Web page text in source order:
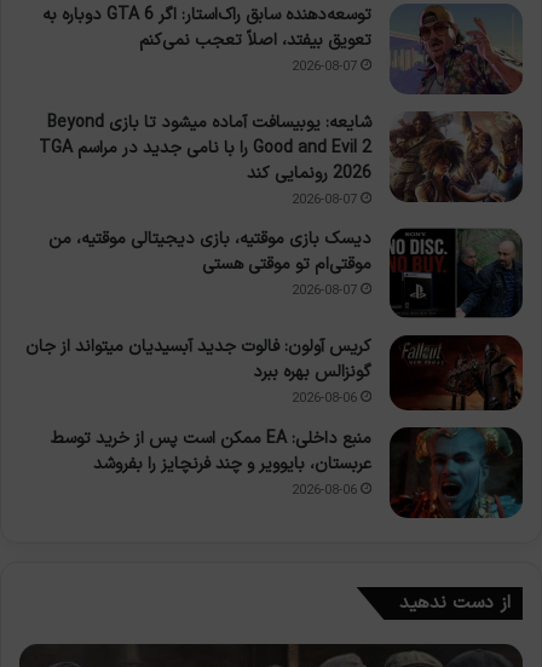
توسعه‌دهنده سابق راک‌استار: اگر GTA 6 دوباره به
تعویق بیفتد، اصلاً تعجب نمی‌کنم
2026-08-07
شایعه: یوبیسافت آماده میشود تا بازی Beyond
Good and Evil 2 را با نامی جدید در مراسم TGA
2026 رونمایی کند
2026-08-07
دیسک بازی موقتیه، بازی دیجیتالی موقتیه، من
موقتی‌ام تو موقتی هستی
2026-08-07
کریس آولون: فالوت جدید آبسیدیان میتواند از جان
گونزالس بهره ببرد
2026-08-06
منبع داخلی: EA ممکن است پس از خرید توسط
عربستان، بایوویر و چند فرنچایز را بفروشد
2026-08-06
از دست ندهید